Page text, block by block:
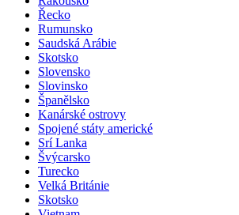
Řecko
Rumunsko
Saudská Arábie
Skotsko
Slovensko
Slovinsko
Španělsko
Kanárské ostrovy
Spojené státy americké
Srí Lanka
Švýcarsko
Turecko
Velká Británie
Skotsko